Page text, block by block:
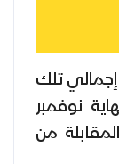
تلك
7.2٪ حتى نهاية نوفمبر
المقابلة من